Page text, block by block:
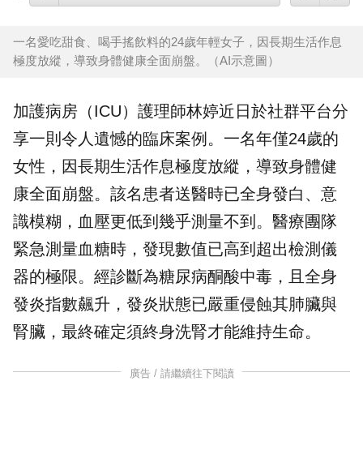
一名愛吃甜食、喝手搖飲料的24歲年輕女子，因長期生活作息
極度放縱，導致身體健康全面崩盤。（AI示意圖）
加護病房（ICU） 護理師林婷近日於社群平台分
享一則令人遺憾的臨床案例。一名年僅24歲的
女性，因長期生活作息極度放縱，導致身體健
康全面崩盤。該名患者送醫時已全身發白、意
識模糊，血壓更低到幾乎測量不到。醫療團隊
緊急測量血糖時，發現數值已高到超出檢測儀
器的極限。經診斷為糖尿病酮酸中毒，且全身
發炎指數飆升，發炎狀態已嚴重侵蝕其肺臟與
腎臟，最終確定須終身洗腎才能維持生命。
廣告 / 請繼續往下閱讀